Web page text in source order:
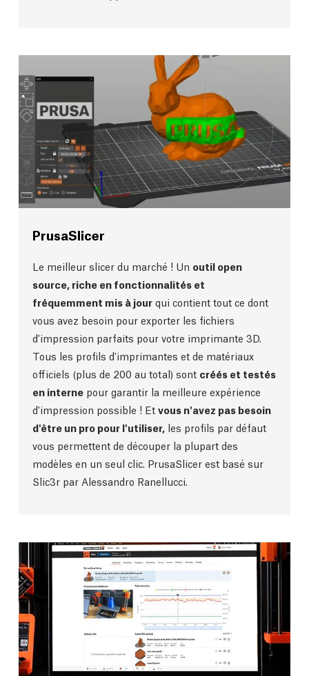
PrusaSlicer
Le meilleur slicer du marché ! Un outil open
source, riche en fonctionnalités et
fréquemment mis à jour qui contient tout ce dont
vous avez besoin pour exporter les fichiers
d'impression parfaits pour votre imprimante 3D.
Tous les profils d'imprimantes et de matériaux
officiels (plus de 200 au total) sont créés et testés
en interne pour garantir la meilleure expérience
d'impression possible ! Et vous n'avez pas besoin
d'être un pro pour l'utiliser, les profils par défaut
vous permettent de découper la plupart des
modèles en un seul clic. PrusaSlicer est basé sur
Slic3r par Alessandro Ranellucci.